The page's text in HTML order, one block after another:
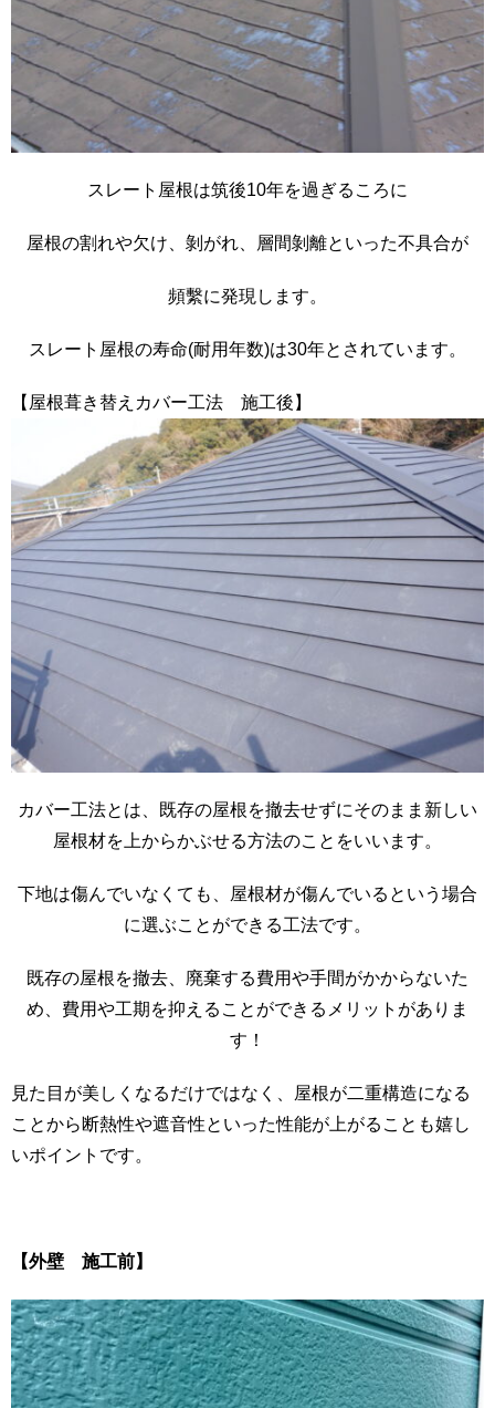
スレート屋根は筑後10年を過ぎるころに
屋根の割れや欠け、剝がれ、層間剝離といった不具合が
頻繫に発現します。
スレート屋根の寿命(耐用年数)は30年とされています。
【屋根葺き替えカバー工法 施工後】
カバー工法とは、既存の屋根を撤去せずにそのまま新しい
屋根材を上からかぶせる方法のことをいいます。
下地は傷んでいなくても、屋根材が傷んでいるという場合
に選ぶことができる工法です。
既存の屋根を撤去、廃棄する費用や手間がかからないた
め、費用や工期を抑えることができるメリットがありま
す！
見た目が美しくなるだけではなく、屋根が二重構造になる
ことから断熱性や遮音性といった性能が上がることも嬉し
いポイントです。
【外壁 施工前】